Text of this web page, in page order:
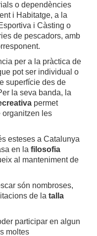
o dependències
i Habitatge, a la
i Càsting o
de pescadors, amb
per a la pràctica de
pot ser individual o
superfície des de
la seva banda, la
permet
organitzen les
esteses a Catalunya
en la filosofia
al manteniment de
són nombroses,
de la talla
participar en algun
moltes